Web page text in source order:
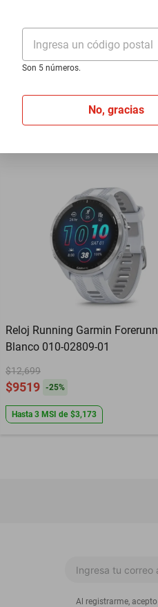
Ingresa un código postal
Son 5 números.
No, gracias
$7233
Reloj Running Garmin
Blanco 010-02809-01
$12,699
$9519 -25%
Hasta 3 MSI de $3,173
Al registrarme,